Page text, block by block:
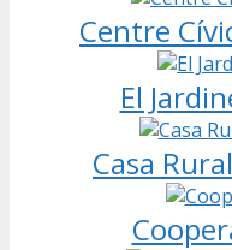
Centre
El
Casa